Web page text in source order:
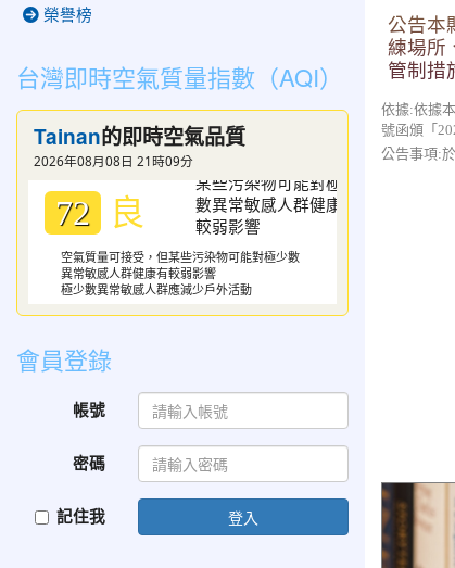
公告本
練場所
管制措
依據:依據
號函頒「
公告事項:
花蓮縣新
普通班代
考）
榮譽榜
台灣即時空氣質量指數（AQI）
Tainan的即時空氣品質
2026年08月08日 21時09分
72 良
空氣質量可接受，但某些污染物可能對極少數
異常敏感人群健康有較弱影響
極少數異常敏感人群應減少戶外活動
會員登錄
帳號
密碼
記住我 登入